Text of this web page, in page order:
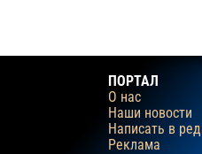
ПОРТАЛ
О нас
Наши новости
Написать в
Реклама